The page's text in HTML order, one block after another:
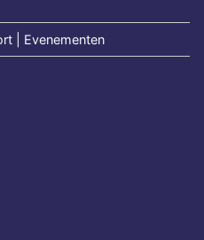
| Evenementen